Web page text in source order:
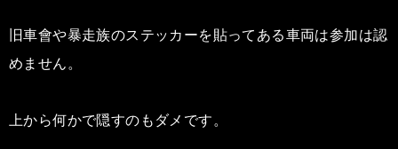
旧車會や暴走族のステッカーを貼ってある車両は参加は認
めません。
上から何かで隠すのもダメです。